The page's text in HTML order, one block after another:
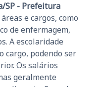
SP - Prefeitura
e cargos, como
de enfermagem,
A escolaridade
cargo, podendo ser
Os salários
geralmente